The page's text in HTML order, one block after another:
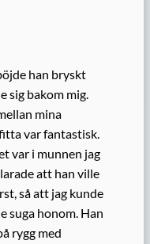
han bryskt
sig bakom mig.
mina
var fantastisk.
var i munnen jag
att han ville
så att jag kunde
suga honom. Han
rygg med